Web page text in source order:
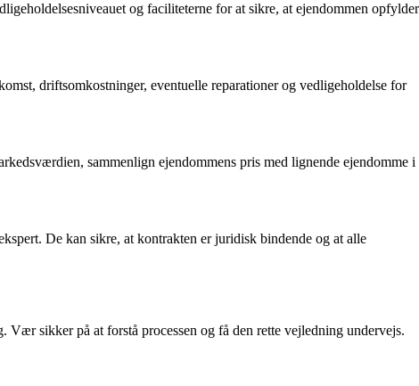
og faciliteterne for at sikre, at ejendommen opfylder
driftsomkostninger, eventuelle reparationer og vedligeholdelse for
sammenlign ejendommens pris med lignende ejendomme i
De kan sikre, at kontrakten er juridisk bindende og at alle
sikker på at forstå processen og få den rette vejledning undervejs.